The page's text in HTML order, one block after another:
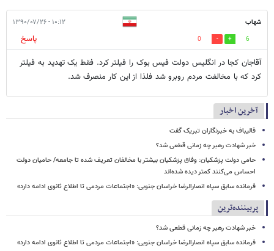
شهاب ۱۰:۱۲ - ۱۳۹۰/۰۷/۲۶
6
0
پاسخ
آقاجان کجا در انگلیس دولت فیس بوک را فیلتر کرد. فقط یک تهدید به فیلتر
کرد که با مخالفت مردم روبرو شد فلذا از این کار منصرف شد.
آخرین اخبار
قالیباف به خبرنگاران تبریک گفت
خبر شهادت رهبر چه زمانی قطعی شد؟
حامی دولت پزشکیان: وفاق پزشکیان بیشتر با مخالفان تعریف شده تا جامعه/ حامیان دولت
احساس می‌کنند کمتر دیده شده‌اند
فرمانده سابق سپاه انصارالرضا خراسان جنوبی: «اجتماعات مردمی تا اطلاع ثانوی ادامه دارد»
پربیننده‌ترین
خبر شهادت رهبر چه زمانی قطعی شد؟
فرمانده سابق سپاه انصارالرضا خراسان جنوبی: «اجتماعات مردمی تا اطلاع ثانوی ادامه دارد»